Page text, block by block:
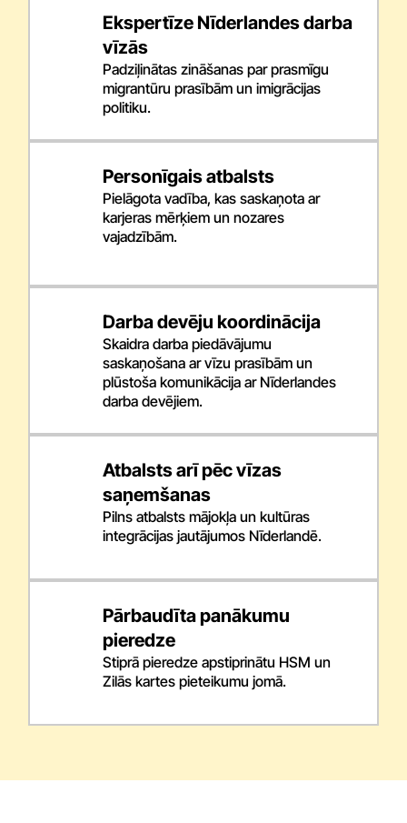
Ekspertīze Nīderlandes darba
vīzās
Padziļinātas zināšanas par prasmīgu
migrantūru prasībām un imigrācijas
politiku.
Personīgais atbalsts
Pielāgota vadība, kas saskaņota ar
karjeras mērķiem un nozares
vajadzībām.
Darba devēju koordinācija
Skaidra darba piedāvājumu
saskaņošana ar vīzu prasībām un
plūstoša komunikācija ar Nīderlandes
darba devējiem.
Atbalsts arī pēc vīzas
saņemšanas
Pilns atbalsts mājokļa un kultūras
integrācijas jautājumos Nīderlandē.
Pārbaudīta panākumu
pieredze
Stiprā pieredze apstiprinātu HSM un
Zilās kartes pieteikumu jomā.